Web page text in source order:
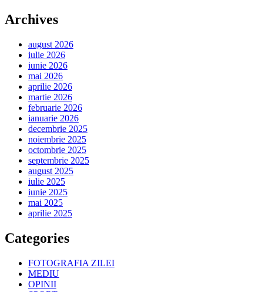
Archives
august 2026
iulie 2026
iunie 2026
mai 2026
aprilie 2026
martie 2026
februarie 2026
ianuarie 2026
decembrie 2025
noiembrie 2025
octombrie 2025
septembrie 2025
august 2025
iulie 2025
iunie 2025
mai 2025
aprilie 2025
Categories
FOTOGRAFIA ZILEI
MEDIU
OPINII